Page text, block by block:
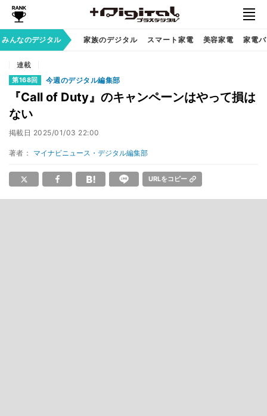
みんなのデジタル 家族のデジタル スマート家電 美容家電 家電
連載
第168回 今週のデジタル編集部
『Call of Duty』のキャンペーンはやって損は
ない
掲載日 2025/01/03 22:00
著者： マイナビニュース・デジタル編集部
URLをコピー